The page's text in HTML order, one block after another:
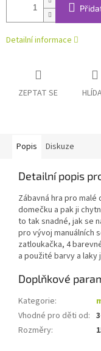
Detailní informace
ZEPTAT SE
Popis Diskuze
Detailní popis
Zábavná hra pro
domečku a pak ji
to tak snadné, jak se
pro vývoj manuálních
zatloukačka, 4
a použité barvy a laky
Doplňkové
Kategorie:
Vhodné pro děti od:
Rozměry: